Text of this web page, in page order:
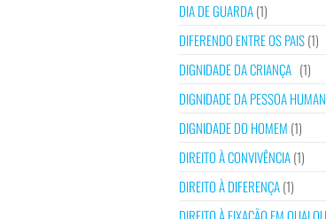
DIA DE GUARDA(1)
DIFERENDO ENTRE OS PAIS(1)
DIGNIDADE DA CRIANÇA (1)
DIGNIDADE DA PESSOA
DIGNIDADE DO HOMEM (1)
DIREITO À CONVIVÊNCIA(1)
DIREITO À DIFERENÇA(1)